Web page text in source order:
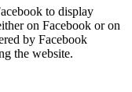
to display
on Facebook or on
by Facebook
the website.